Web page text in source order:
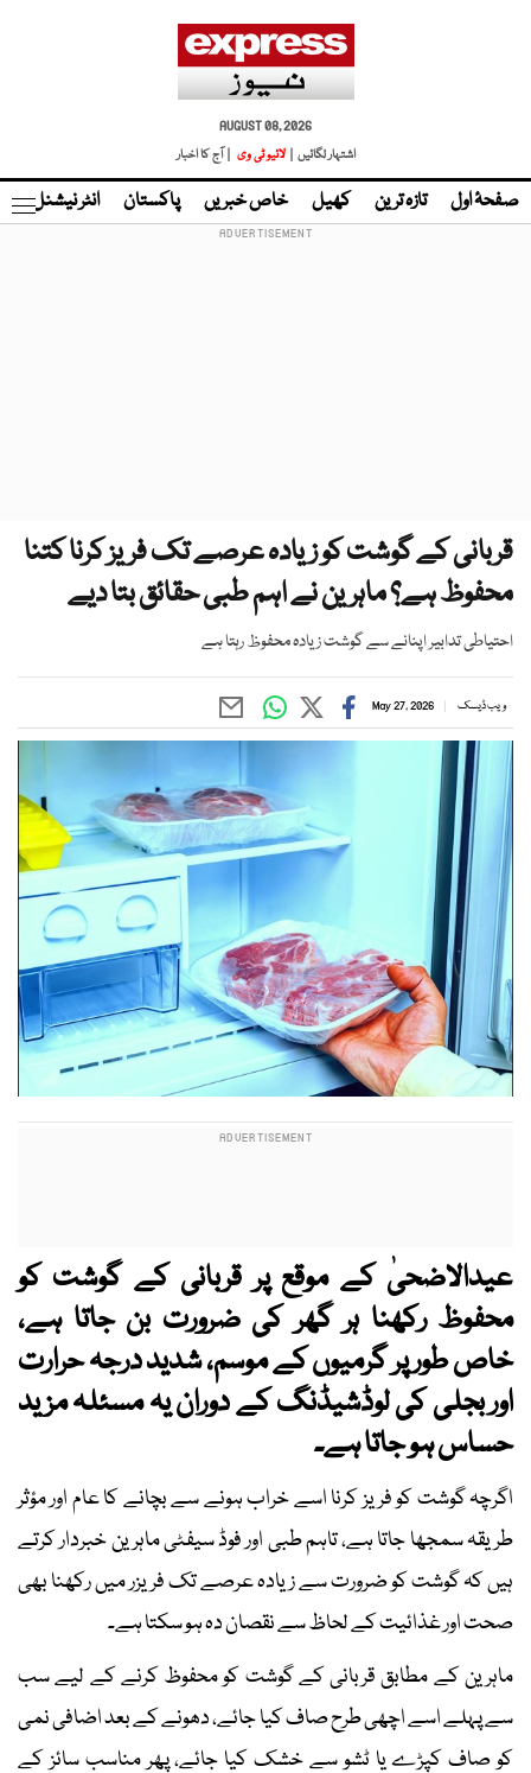
AUGUST 08, 2026
اشتہار لگائیں |
لائیو ٹی وی | آج کا اخبار
صفحۂ اول تازہ ترین کھیل خاص خبریں پاکستان انٹر نیشنل
قربانی کے گوشت کو زیادہ عرصے تک فریز کرنا کتنا
محفوظ ہے؟ ماہرین نے اہم طبی حقائق بتا دیے
احتیاطی تدابیر اپنانے سے گوشت زیادہ محفوظ رہتا ہے
ویب ڈیسک May 27, 2026
عیدالاضحیٰ کے موقع پر قربانی کے گوشت کو
محفوظ رکھنا ہر گھر کی ضرورت بن جاتا ہے،
خاص طور پر گرمیوں کے موسم، شدید درجہ حرارت
اور بجلی کی لوڈشیڈنگ کے دوران یہ مسئلہ مزید
حساس ہو جاتا ہے۔
اگرچہ گوشت کو فریز کرنا اسے خراب ہونے سے بچانے کا عام اور مؤثر
طریقہ سمجھا جاتا ہے، تاہم طبی اور فوڈ سیفٹی ماہرین خبردار کرتے
ہیں کہ گوشت کو ضرورت سے زیادہ عرصے تک فریزر میں رکھنا بھی
صحت اور غذائیت کے لحاظ سے نقصان دہ ہو سکتا ہے۔
ماہرین کے مطابق قربانی کے گوشت کو محفوظ کرنے کے لیے سب
سے پہلے اسے اچھی طرح صاف کیا جائے، دھونے کے بعد اضافی نمی
کو صاف کپڑے یا ٹشو سے خشک کیا جائے، پھر مناسب سائز کے